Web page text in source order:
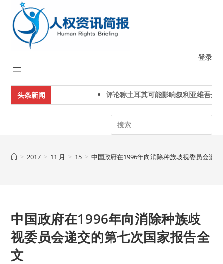
content
登录
头条新闻 评论称土耳其可能影响叙利亚维吾尔
Search
> 2017 > 11 月 > 15 > 中国政府在1996年向消除种族歧视委员会递
中国政府在1996年向消除种族歧
视委员会递交的第七次国家报告全
文